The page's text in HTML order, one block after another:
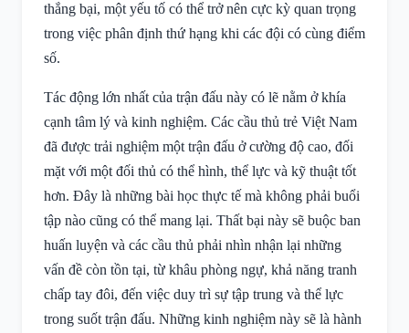
thắng bại, một yếu tố có thể trở nên cực kỳ quan trọng
trong việc phân định thứ hạng khi các đội có cùng điểm
số.
Tác động lớn nhất của trận đấu này có lẽ nằm ở khía
cạnh tâm lý và kinh nghiệm. Các cầu thủ trẻ Việt Nam
đã được trải nghiệm một trận đấu ở cường độ cao, đối
mặt với một đối thủ có thể hình, thể lực và kỹ thuật tốt
hơn. Đây là những bài học thực tế mà không phải buổi
tập nào cũng có thể mang lại. Thất bại này sẽ buộc ban
huấn luyện và các cầu thủ phải nhìn nhận lại những
vấn đề còn tồn tại, từ khâu phòng ngự, khả năng tranh
chấp tay đôi, đến việc duy trì sự tập trung và thể lực
trong suốt trận đấu. Những kinh nghiệm này sẽ là hành